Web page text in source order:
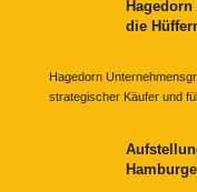
die
Hagedorn
strategischer Käufer und